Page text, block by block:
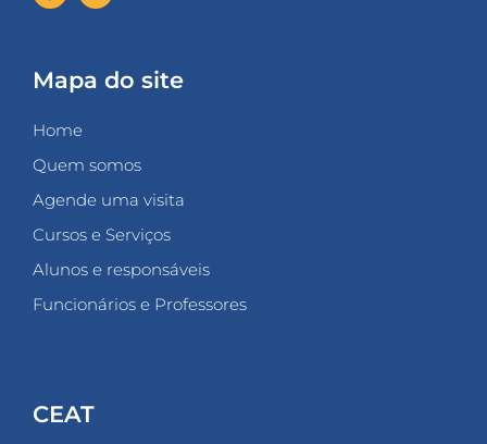
Mapa do site
Home
Quem somos
Agende uma visita
Cursos e Serviços
Alunos e responsáveis
Funcionários e Professores
CEAT